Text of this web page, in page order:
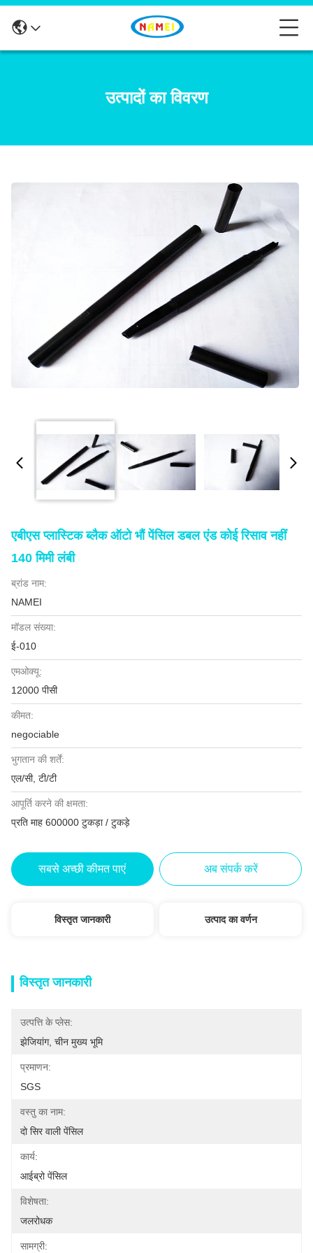
उत्पादों का विवरण
एबीएस प्लास्टिक ब्लैक ऑटो भौं पेंसिल डबल एंड कोई रिसाव नहीं
140 मिमी लंबी
ब्रांड नाम:
NAMEI
मॉडल संख्या:
ई-010
एमओक्यू:
12000 पीसी
कीमत:
negociable
भुगतान की शर्तें:
एल/सी, टी/टी
आपूर्ति करने की क्षमता:
प्रति माह 600000 टुकड़ा / टुकड़े
सबसे अच्छी कीमत पाएं अब संपर्क करें
विस्तृत जानकारी उत्पाद का वर्णन
विस्तृत जानकारी
उत्पत्ति के प्लेस:
झेजियांग, चीन मुख्य भूमि
प्रमाणन:
SGS
वस्तु का नाम:
दो सिर वाली पेंसिल
कार्य:
आईब्रो पेंसिल
विशेषता:
जलरोधक
सामग्री: